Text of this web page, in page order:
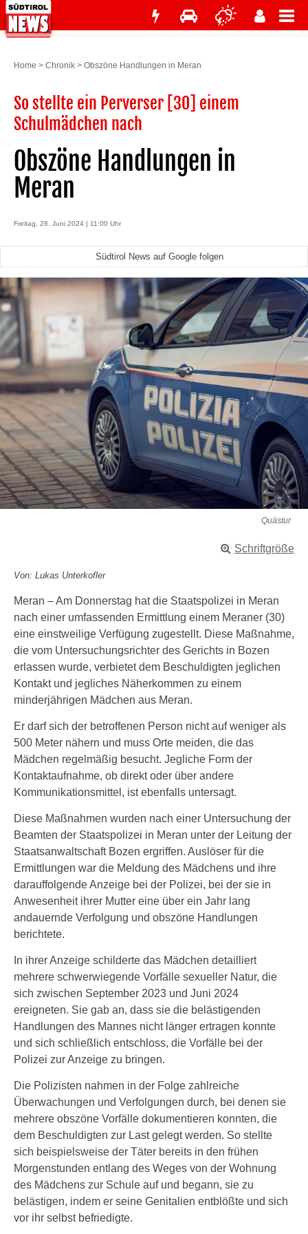
Home > Chronik > Obszöne Handlungen in Meran
So stellte ein Perverser [30] einem
Schulmädchen nach
Obszöne Handlungen in
Meran
Freitag, 28. Juni 2024 | 11:00 Uhr
Südtirol News auf Google folgen
Quästur
Schriftgröße
Von: Lukas Unterkofler
Meran – Am Donnerstag hat die Staatspolizei in Meran
nach einer umfassenden Ermittlung einem Meraner (30)
eine einstweilige Verfügung zugestellt. Diese Maßnahme,
die vom Untersuchungsrichter des Gerichts in Bozen
erlassen wurde, verbietet dem Beschuldigten jeglichen
Kontakt und jegliches Näherkommen zu einem
minderjährigen Mädchen aus Meran.
Er darf sich der betroffenen Person nicht auf weniger als
500 Meter nähern und muss Orte meiden, die das
Mädchen regelmäßig besucht. Jegliche Form der
Kontaktaufnahme, ob direkt oder über andere
Kommunikationsmittel, ist ebenfalls untersagt.
Diese Maßnahmen wurden nach einer Untersuchung der
Beamten der Staatspolizei in Meran unter der Leitung der
Staatsanwaltschaft Bozen ergriffen. Auslöser für die
Ermittlungen war die Meldung des Mädchens und ihre
darauffolgende Anzeige bei der Polizei, bei der sie in
Anwesenheit ihrer Mutter eine über ein Jahr lang
andauernde Verfolgung und obszöne Handlungen
berichtete.
In ihrer Anzeige schilderte das Mädchen detailliert
mehrere schwerwiegende Vorfälle sexueller Natur, die
sich zwischen September 2023 und Juni 2024
ereigneten. Sie gab an, dass sie die belästigenden
Handlungen des Mannes nicht länger ertragen konnte
und sich schließlich entschloss, die Vorfälle bei der
Polizei zur Anzeige zu bringen.
Die Polizisten nahmen in der Folge zahlreiche
Überwachungen und Verfolgungen durch, bei denen sie
mehrere obszöne Vorfälle dokumentieren konnten, die
dem Beschuldigten zur Last gelegt werden. So stellte
sich beispielsweise der Täter bereits in den frühen
Morgenstunden entlang des Weges von der Wohnung
des Mädchens zur Schule auf und begann, sie zu
belästigen, indem er seine Genitalien entblößte und sich
vor ihr selbst befriedigte.